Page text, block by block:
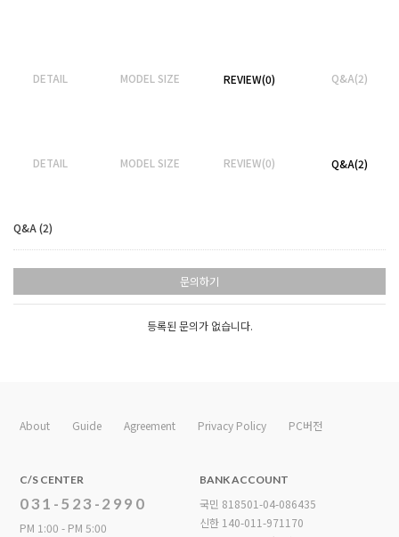
DETAIL MODEL SIZE REVIEW(0) Q&A(2)
DETAIL MODEL SIZE REVIEW(0) Q&A(2)
Q&A (2)
문의하기
등록된 문의가 없습니다.
About Guide Agreement Privacy Policy PC버전
C/S CENTER
031-523-2990
PM 1:00 - PM 5:00
BANK ACCOUNT
국민 818501-04-086435
신한 140-011-971170